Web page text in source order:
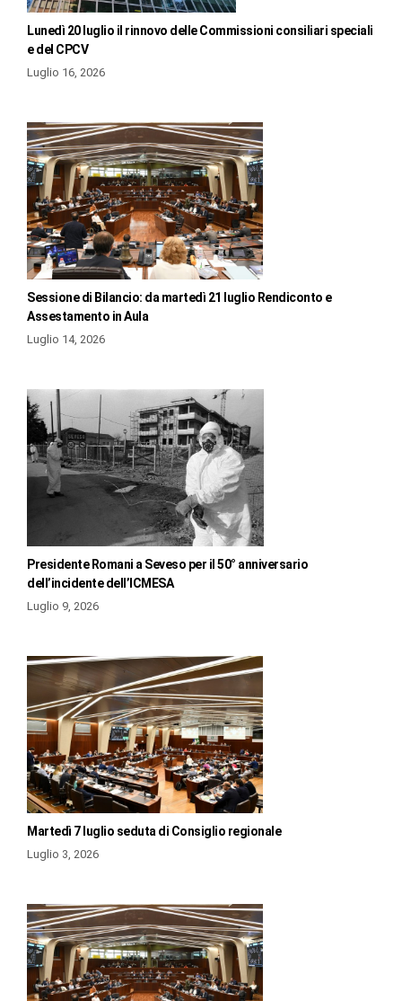
Lunedì 20 luglio il rinnovo delle Commissioni consiliari speciali
e del CPCV
Luglio 16, 2026
Sessione di Bilancio: da martedì 21 luglio Rendiconto e
Assestamento in Aula
Luglio 14, 2026
Presidente Romani a Seveso per il 50° anniversario
dell’incidente dell’ICMESA
Luglio 9, 2026
Martedì 7 luglio seduta di Consiglio regionale
Luglio 3, 2026